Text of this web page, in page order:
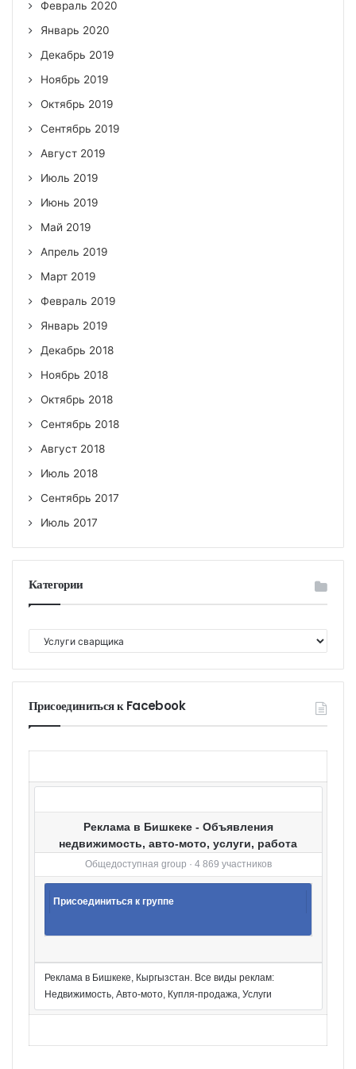
Февраль 2020
Январь 2020
Декабрь 2019
Ноябрь 2019
Октябрь 2019
Сентябрь 2019
Август 2019
Июль 2019
Июнь 2019
Май 2019
Апрель 2019
Март 2019
Февраль 2019
Январь 2019
Декабрь 2018
Ноябрь 2018
Октябрь 2018
Сентябрь 2018
Август 2018
Июль 2018
Сентябрь 2017
Июль 2017
Категории
а
т
г
и
Присоединиться к Facebook
Реклама в Бишкеке - Объявления
недвижимость, авто-мото, услуги, работа
Общедоступная group · 4 869 участников
Присоединиться к группе
Реклама в Бишкеке, Кыргызстан. Все виды реклам:
Недвижимость, Авто-мото, Купля-продажа, Услуги